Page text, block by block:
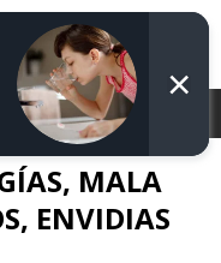
MALA
ENVIDIAS